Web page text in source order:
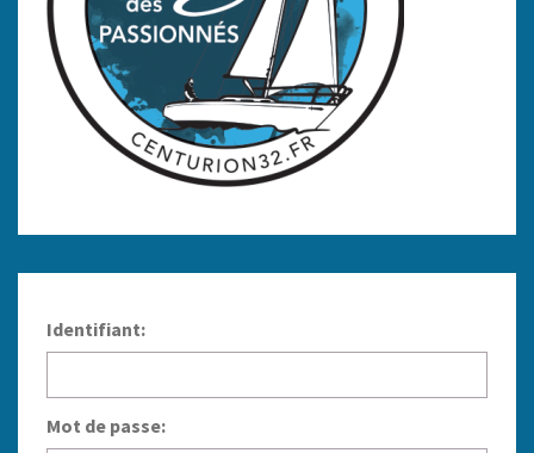
Identifiant:
Mot de passe: